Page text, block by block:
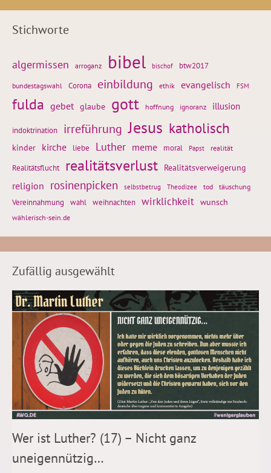
Stichworte
algermissen arroganz bibel bischof btw2017
bundestagswahl Corona einbildung ethik evangelisch FSM
fulda gebet glaube gott hoffnung ignoranz illusion
indoktrination irreführung Jesus katholisch
kinder kirche liebe Luther meme moral Papst realität
Realitätsflucht realitätsverlust Realitätsverweigerung
religion rosinenpicken selbstbetrug Theodizee tod täuschung
Vereinnahmung wahl weihnachten wirklichkeit wunsch
wählerisch-sein.de
Zufällig ausgewählt
Wer ist Luther? (17) – Nicht ganz
uneigennützig…